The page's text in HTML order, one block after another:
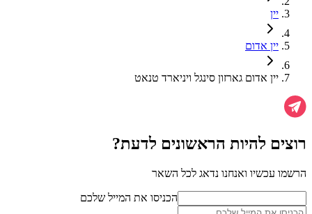
יין
יין אדום
יין אדום גארזון סינגל ויניארד טנאט
רוצים להיות הראשונים לדעת?
הרשמו עכשיו ואנחנו נדאג לכל השאר
הכניסו את המייל שלכם